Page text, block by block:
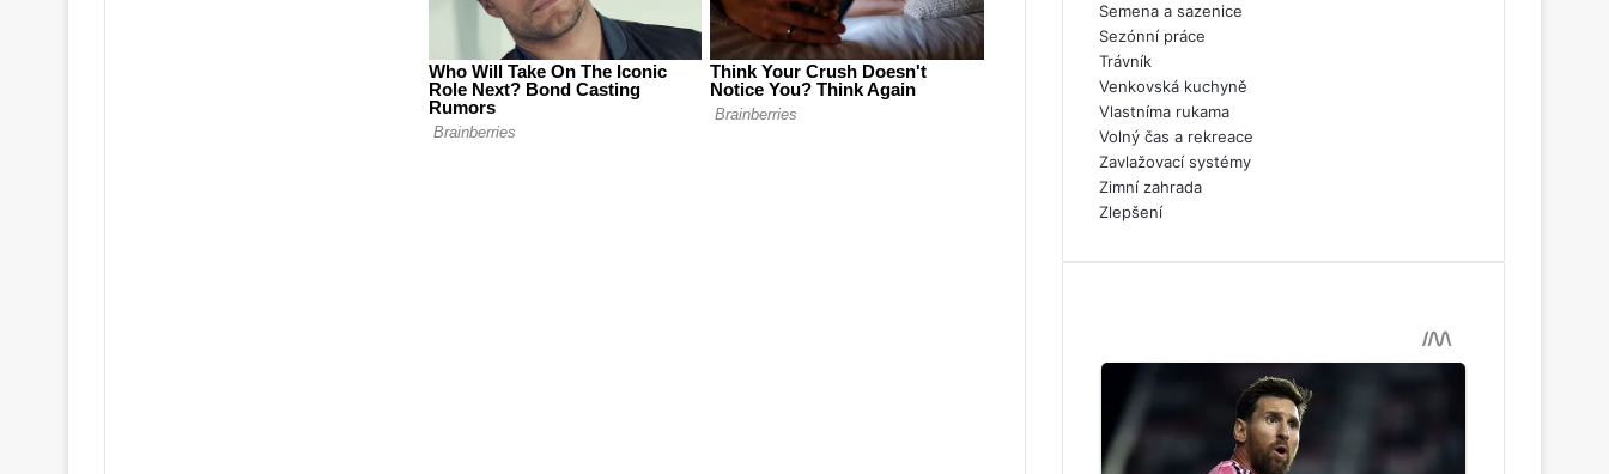
Semena a sazenice
Sezónní práce
Trávník
Venkovská kuchyně
Vlastníma rukama
Volný čas a rekreace
Zavlažovací systémy
Zimní zahrada
Zlepšení